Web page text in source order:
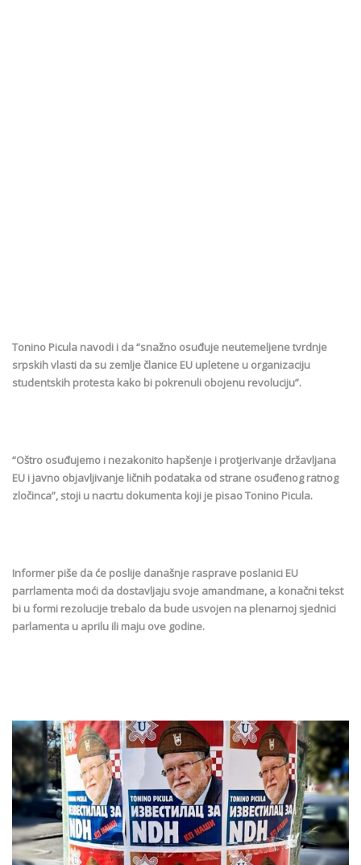
Tonino Picula navodi i da “snažno osuđuje neutemeljene tvrdnje
srpskih vlasti da su zemlje članice EU upletene u organizaciju
studentskih protesta kako bi pokrenuli obojenu revoluciju”.
“Oštro osuđujemo i nezakonito hapšenje i protjerivanje državljana
EU i javno objavljivanje ličnih podataka od strane osuđenog ratnog
zločinca”, stoji u nacrtu dokumenta koji je pisao Tonino Picula.
Informer piše da će poslije današnje rasprave poslanici EU
parrlamenta moći da dostavljaju svoje amandmane, a konačni tekst
bi u formi rezolucije trebalo da bude usvojen na plenarnoj sjednici
parlamenta u aprilu ili maju ove godine.